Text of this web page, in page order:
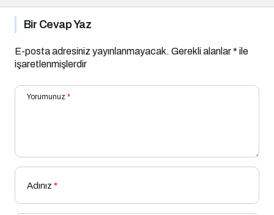
Bir Cevap Yaz
E-posta adresiniz yayınlanmayacak. Gerekli alanlar* ile
işaretlenmişlerdir
Yorumunuz *
Adınız *